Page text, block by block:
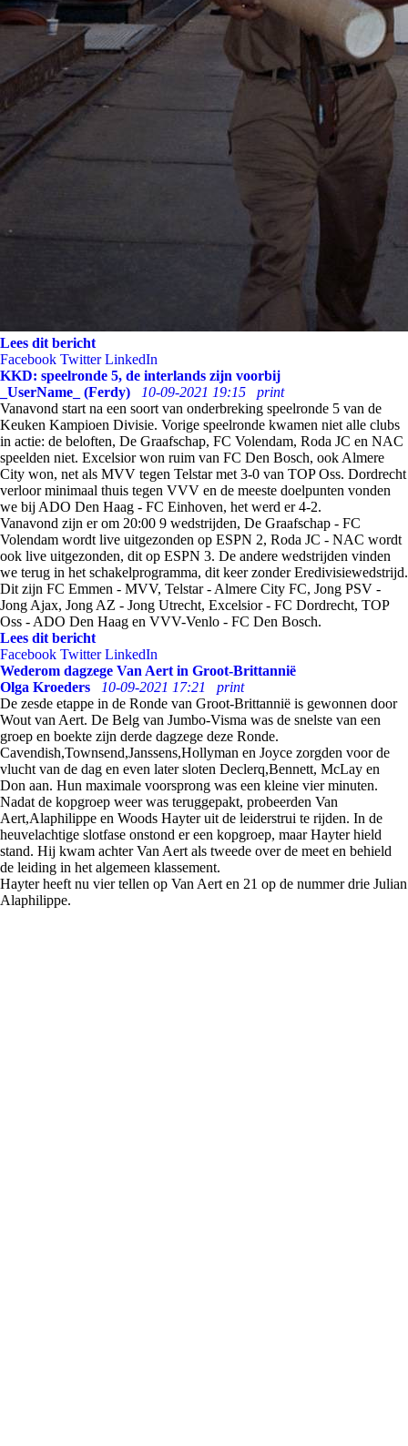
Lees dit bericht
Facebook Twitter LinkedIn
KKD: speelronde 5, de interlands zijn voorbij
_UserName_ (Ferdy)
10-09-2021 19:15
print
Vanavond start na een soort van onderbreking speelronde 5 van de
Keuken Kampioen Divisie. Vorige speelronde kwamen niet alle clubs
in actie: de beloften, De Graafschap, FC Volendam, Roda JC en NAC
speelden niet. Excelsior won ruim van FC Den Bosch, ook Almere
City won, net als MVV tegen Telstar met 3-0 van TOP Oss. Dordrecht
verloor minimaal thuis tegen VVV en de meeste doelpunten vonden
we bij ADO Den Haag - FC Einhoven, het werd er 4-2.
Vanavond zijn er om 20:00 9 wedstrijden, De Graafschap - FC
Volendam wordt live uitgezonden op ESPN 2, Roda JC - NAC wordt
ook live uitgezonden, dit op ESPN 3. De andere wedstrijden vinden
we terug in het schakelprogramma, dit keer zonder Eredivisiewedstrijd.
Dit zijn FC Emmen - MVV, Telstar - Almere City FC, Jong PSV -
Jong Ajax, Jong AZ - Jong Utrecht, Excelsior - FC Dordrecht, TOP
Oss - ADO Den Haag en VVV-Venlo - FC Den Bosch.
Lees dit bericht
Facebook Twitter LinkedIn
Wederom dagzege Van Aert in Groot-Brittannië
Olga Kroeders
10-09-2021 17:21
print
De zesde etappe in de Ronde van Groot-Brittannië is gewonnen door
Wout van Aert. De Belg van Jumbo-Visma was de snelste van een
groep en boekte zijn derde dagzege deze Ronde.
Cavendish,Townsend,Janssens,Hollyman en Joyce zorgden voor de
vlucht van de dag en even later sloten Declerq,Bennett, McLay en
Don aan. Hun maximale voorsprong was een kleine vier minuten.
Nadat de kopgroep weer was teruggepakt, probeerden Van
Aert,Alaphilippe en Woods Hayter uit de leiderstrui te rijden. In de
heuvelachtige slotfase onstond er een kopgroep, maar Hayter hield
stand. Hij kwam achter Van Aert als tweede over de meet en behield
de leiding in het algemeen klassement.
Hayter heeft nu vier tellen op Van Aert en 21 op de nummer drie Julian
Alaphilippe.